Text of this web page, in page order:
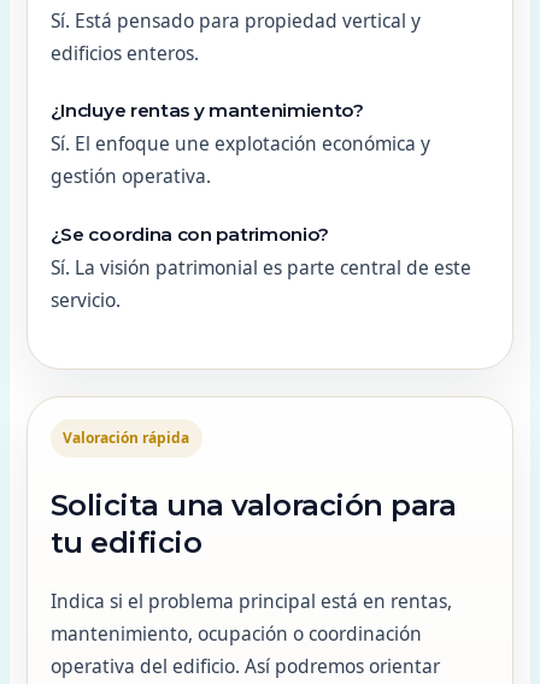
Sí. Está pensado para propiedad vertical y
edificios enteros.
¿Incluye rentas y mantenimiento?
Sí. El enfoque une explotación económica y
gestión operativa.
¿Se coordina con patrimonio?
Sí. La visión patrimonial es parte central de este
servicio.
Valoración rápida
Solicita una valoración para
tu edificio
Indica si el problema principal está en rentas,
mantenimiento, ocupación o coordinación
operativa del edificio. Así podremos orientar